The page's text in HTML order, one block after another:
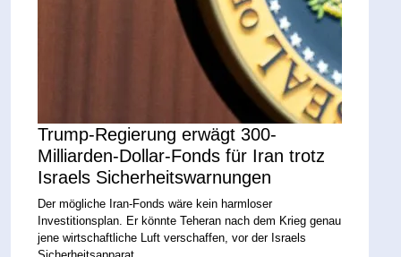
Trump-Regierung erwägt 300-
Milliarden-Dollar-Fonds für Iran trotz
Israels Sicherheitswarnungen
Der mögliche Iran-Fonds wäre kein harmloser
Investitionsplan. Er könnte Teheran nach dem Krieg genau
jene wirtschaftliche Luft verschaffen, vor der Israels